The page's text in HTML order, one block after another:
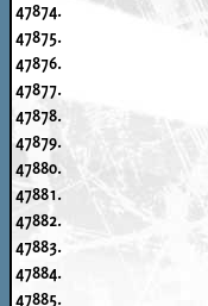
47874.
47875.
47876.
47877.
47878.
47879.
47880.
47881.
47882.
47883.
47884.
47885.